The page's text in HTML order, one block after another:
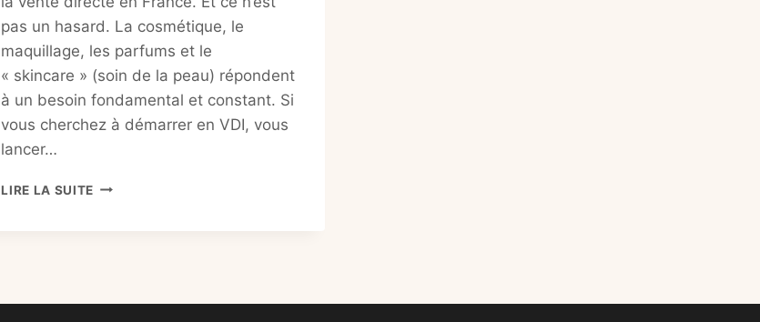
pas un hasard. La cosmétique, le
maquillage, les parfums et le
« skincare » (soin de la peau) répondent
à un besoin fondamental et constant. Si
vous cherchez à démarrer en VDI, vous
lancer…
LIRE LA SUITE VDI